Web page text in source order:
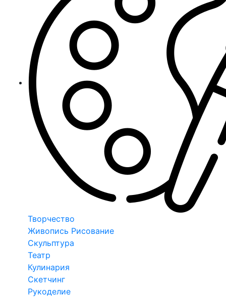
Творчество
Живопись Рисование
Скульптура
Театр
Кулинария
Скетчинг
Рукоделие